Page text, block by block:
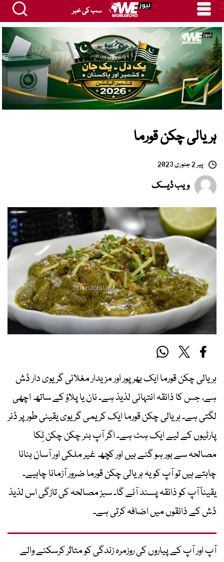
سب کی خبر
ہریالی چکن قورما
پیر 2 جنوری 2023
ویب ڈیسک
ہریالی چکن قورما ایک بھرپور اور مزیدار مغلائی گریوی دار ڈش
ہے، جس کا ذائقہ انتہائی لذیذ ہے۔ نان یا پلاؤ کے ساتھ اچھی
لگتی ہے۔ ہریالی چکن قورما ایک کریمی گریوی یقینی طور پر ڈنر
پارٹیوں کے لیے ایک ہٹ ہے۔ اگر آپ بٹر چکن چکن ٹِکا
مصالحہ سے بور ہو گئے ہیں اور کچھ غیر ملکی اور آسان بنانا
چاہتے ہیں تو آپ کو یہ ہریالی چکن قورما ضرور آزمانا چاہیے۔
یقیناً آپ کو ذائقہ پسند آئے گا۔ سبز مصالحہ کی تازگی اس لذیذ
ڈش کے ذائقوں میں اضافہ کرتی ہے۔
آپ اور آپ کے پیاروں کی روزمرہ زندگی کو متاثر کرسکنے والے